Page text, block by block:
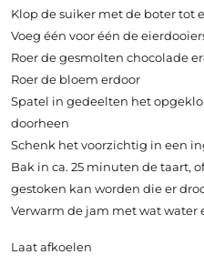
Klop de suiker met de boter tot
Voeg één voor één de
Roer de gesmolten chocolade
Roer de bloem erdoor
Spatel in gedeelten het
doorheen
Schenk het voorzichtig in een
Bak in ca. 25 minuten de taart,
gestoken kan worden die er
Verwarm de jam met wat water
Laat afkoelen